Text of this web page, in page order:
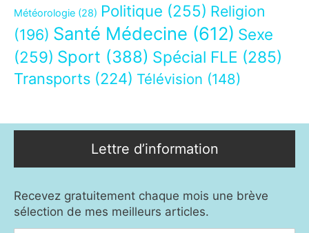
Météorologie (28) Politique (255) Religion
(196) Santé Médecine (612) Sexe
(259) Sport (388) Spécial FLE (285)
Transports (224) Télévision (148)
Lettre d’information
Recevez gratuitement chaque mois une brève
sélection de mes meilleurs articles.